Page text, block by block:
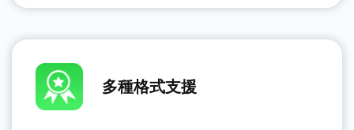
多種格式支援